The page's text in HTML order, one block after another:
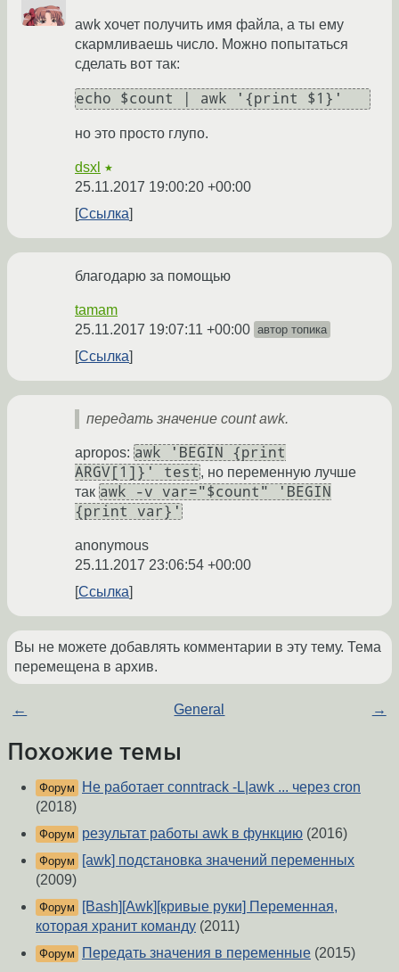
awk хочет получить имя файла, а ты ему
скармливаешь число. Можно попытаться
сделать вот так:
echo $count | awk '{print $1}'
но это просто глупо.
dsxl ★
25.11.2017 19:00:20 +00:00
Ссылка
благодарю за помощью
tamam
25.11.2017 19:07:11 +00:00 автор топика
Ссылка
передать значение count awk.
apropos: awk 'BEGIN {print
ARGV[1]}' test , но переменную лучше
так awk -v var="$count" 'BEGIN
{print var}'
anonymous
25.11.2017 23:06:54 +00:00
Ссылка
Вы не можете добавлять комментарии в эту тему. Тема
перемещена в архив.
← General →
Похожие темы
Форум
Не работает conntrack -L|awk ... через cron
(2018)
Форум результат работы awk в функцию (2016)
Форум
[awk] подстановка значений переменных
(2009)
Форум
[Bash][Awk][кривые руки] Переменная,
которая хранит команду (2011)
Форум Передать значения в переменные (2015)